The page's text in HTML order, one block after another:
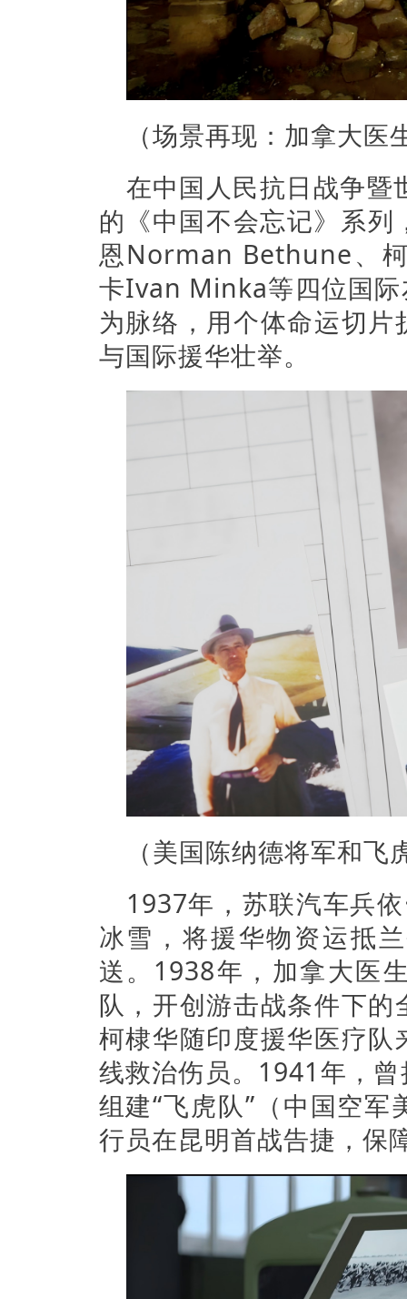
（场景再现：加拿大医
在中国人民抗日战争暨
的《中国不会忘记》系
恩Norman Bethune、
卡Ivan Minka等四位国际
为脉络，用个体命运切
与国际援华壮举。
（美国陈纳德将军和飞
1937年，苏联汽车兵
冰雪，将援华物资运抵
送。1938年，加拿大医
队，开创游击战条件下
柯棣华随印度援华医疗
线救治伤员。1941年，
组建“飞虎队”（中国空
行员在昆明首战告捷，保